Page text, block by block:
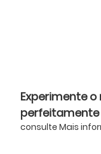
Experimente
perfeitamente
consulte Mais